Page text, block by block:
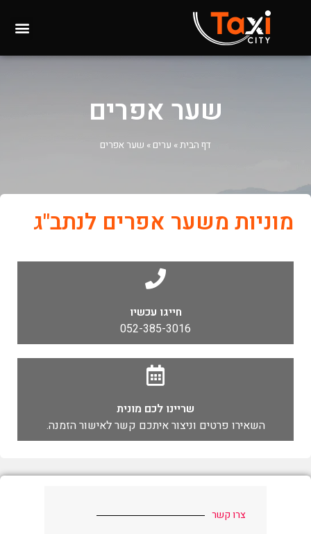
שער אפרים
דף הבית» ערים » שער אפרים
מוניות משער אפרים לנתב"ג
חייגו עכשיו
052-385-3016
שריינו לכם מונית
השאירו פרטים וניצור איתכם קשר לאישור הזמנה.
צרו קשר